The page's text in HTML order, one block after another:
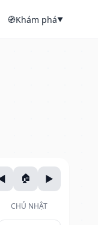
🧭Khám phá▼
CHỦ NHẬT